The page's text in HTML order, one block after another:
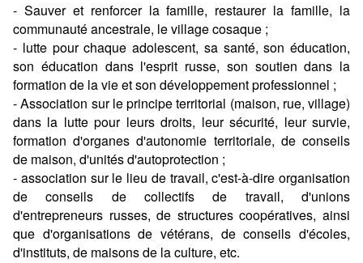
- Sauver et renforcer la famille, restaurer la famille, la
communauté ancestrale, le village cosaque ;
- lutte pour chaque adolescent, sa santé, son éducation,
son éducation dans l'esprit russe, son soutien dans la
formation de la vie et son développement professionnel ;
- Association sur le principe territorial (maison, rue, village)
dans la lutte pour leurs droits, leur sécurité, leur survie,
formation d'organes d'autonomie territoriale, de conseils
de maison, d'unités d'autoprotection ;
- association sur le lieu de travail, c'est-à-dire organisation
de conseils de collectifs de travail, d'unions
d'entrepreneurs russes, de structures coopératives, ainsi
que d'organisations de vétérans, de conseils d'écoles,
d'instituts, de maisons de la culture, etc.